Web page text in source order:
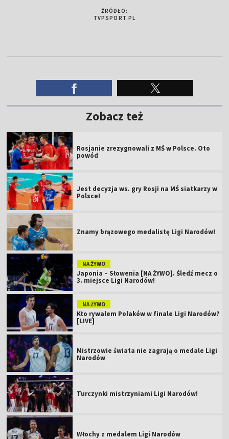
ŹRÓDŁO:
TVPSPORT.PL
Zobacz też
Rosjanie zrezygnowali z MŚ w Polsce. Oto
powód
Jest decyzja ws. gry Rosji na MŚ siatkarzy w
Polsce!
Znamy brązowego medalistę Ligi Narodów!
NA ŻYWO
Japonia – Słowenia [NA ŻYWO]. Śledź mecz o
3. miejsce Ligi Narodów!
NA ŻYWO
Kto rywalem Polaków w finale Ligi Narodów?
[LIVE]
Mistrzowie świata nie zagrają o medale Ligi
Narodów
Turczynki mistrzyniami Ligi Narodów!
Włochy z medalem Ligi Narodów